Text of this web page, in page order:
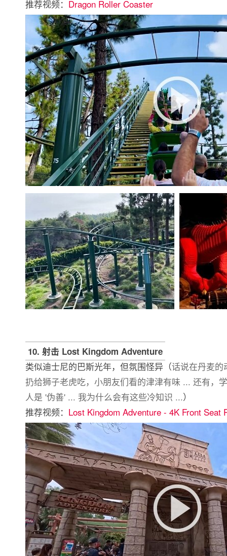
推荐视频： Dragon Roller Coaster
10. 射击 Lost Kingdom Adventure
类似迪士尼的巴斯光年，但氛围怪异（话说在丹麦的
扔给狮子老虎吃，小朋友们看的津津有味 ... 还有，
人是 '伪善' ... 我为什么会有这些冷知识 ...）
推荐视频： Lost Kingdom Adventure - 4K Front Seat